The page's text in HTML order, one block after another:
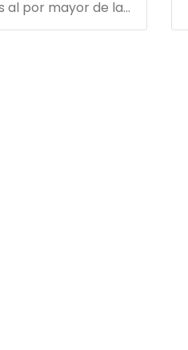
al por mayor de la
fábrica